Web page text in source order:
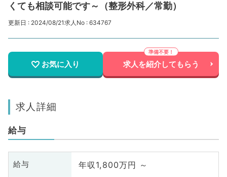
くても相談可能です～（整形外科／常勤）
更新日 : 2024/08/21求人No : 634767
お気に入り 求人を紹介してもらう
求人詳細
給与
給与 年収1,800万円 ～